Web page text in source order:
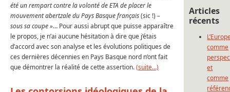
été un rempart contre la volonté de ETA de placer le
mouvement abertzale du Pays Basque français(sic !) –
sous sa coupe »… Pour aussi abrupt que puisse apparaître
le propos, je n’ai aucune hésitation à dire que j’étais
d’accord avec son analyse et les évolutions politiques de
ces dernières décennies en Pays Basque nord n’ont fait
que démontrer la réalité de cette assertion.(suite…)
Articles
récents
comme
et
comme